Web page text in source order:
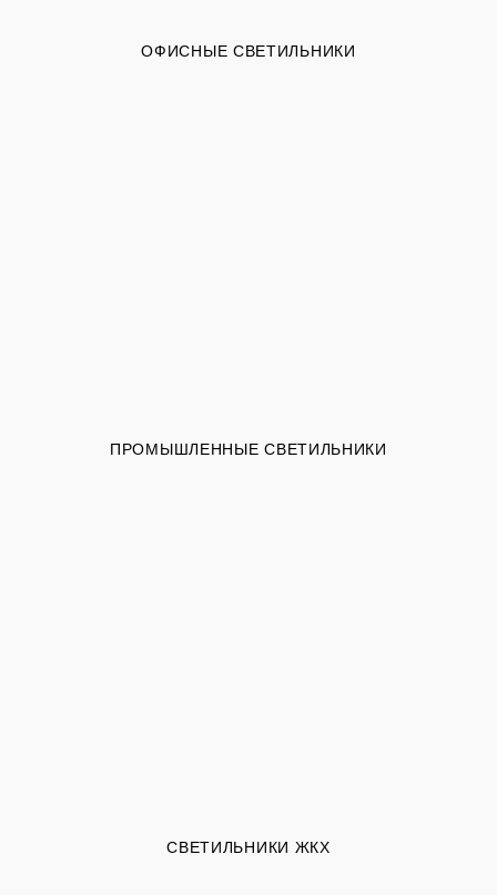
ОФИСНЫЕ СВЕТИЛЬНИКИ
ПРОМЫШЛЕННЫЕ СВЕТИЛЬНИКИ
СВЕТИЛЬНИКИ ЖКХ